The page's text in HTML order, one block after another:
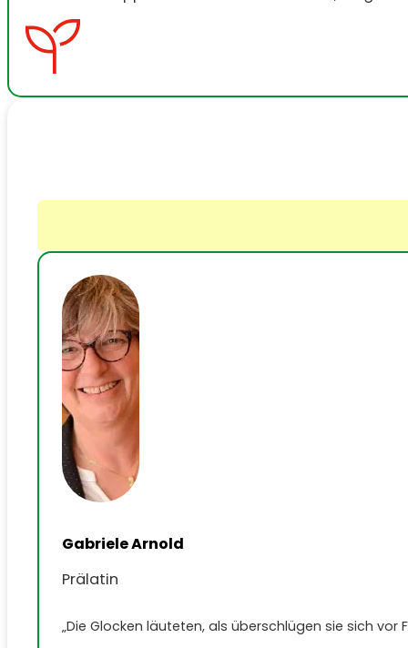
Gabriele Arnold
Prälatin
„Die Glocken läuteten, als überschlügen sie sich vor